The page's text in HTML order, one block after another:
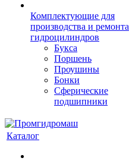
Комплектующие для
производства и ремонта
гидроцилиндров
Букса
Поршень
Проушины
Бонки
Сферические
подшипники
Каталог